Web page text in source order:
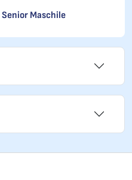
Senior Maschile